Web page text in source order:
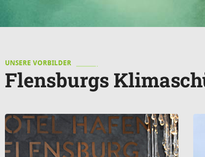
UNSERE VORBILDER
Flensburgs